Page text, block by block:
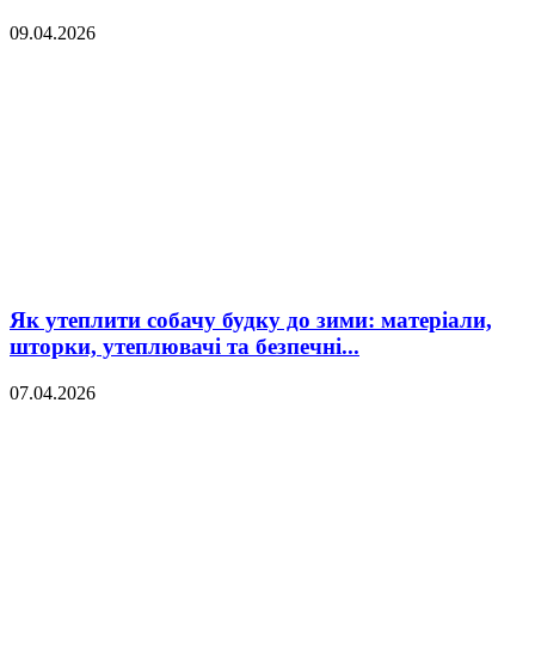
09.04.2026
Як утеплити собачу будку до зими: матеріали,
шторки, утеплювачі та безпечні...
07.04.2026